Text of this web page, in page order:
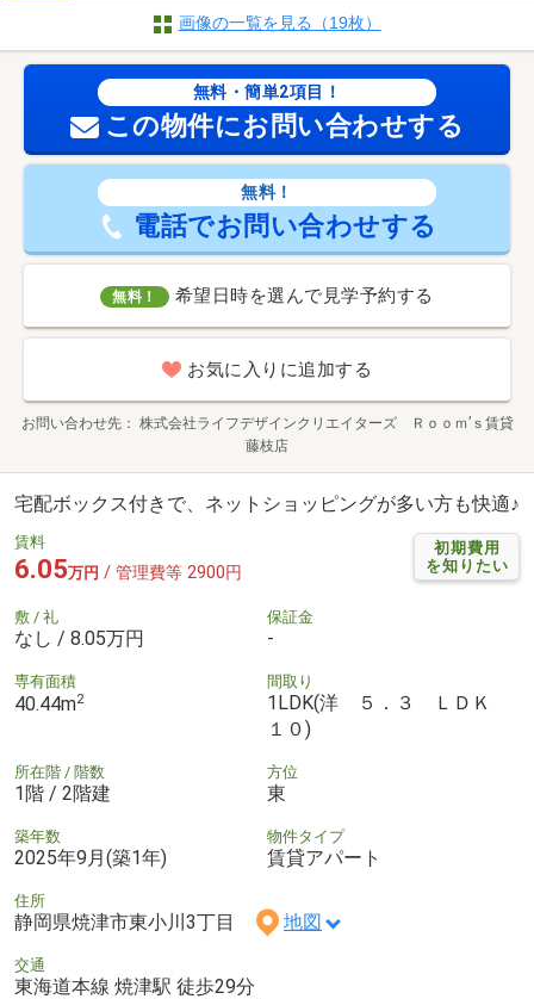
画像の一覧を見る（19枚）
無料・簡単2項目！
この物件にお問い合わせする
無料！
電話でお問い合わせする
無料！ 希望日時を選んで見学予約する
お気に入りに追加する
お問い合わせ先
株式会社ライフデザインクリエイターズ Ｒｏｏｍ’ｓ賃貸
藤枝店
宅配ボックス付きで、ネットショッピングが多い方も快適♪
初期費用
を知りたい
賃料
6.05万円 / 管理費等 2900円
敷 / 礼
なし / 8.05万円
保証金
-
専有面積
40.44m2
間取り
1LDK(洋 ５．３ ＬＤＫ
１０)
所在階 / 階数
1階 / 2階建
方位
東
築年数
2025年9月(築1年)
物件タイプ
賃貸アパート
住所
静岡県焼津市東小川3丁目 地図
交通
東海道本線 焼津駅 徒歩29分